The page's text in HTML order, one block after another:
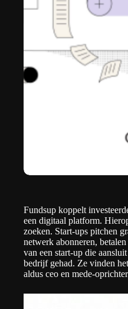
Fundsup koppelt
een digitaal platform.
zoeken. Start-ups pitchen
netwerk abonneren,
van een start-up die
bedrijf gehad. Ze vinden
aldus ceo en mede-